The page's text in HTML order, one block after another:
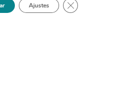
Ajustes Cerrar el banner de